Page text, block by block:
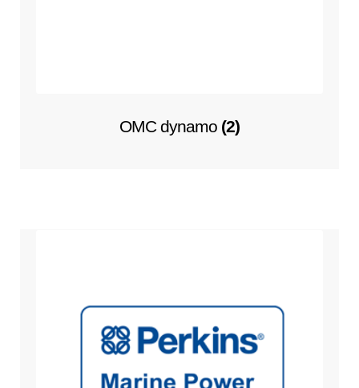
OMC dynamo (2)